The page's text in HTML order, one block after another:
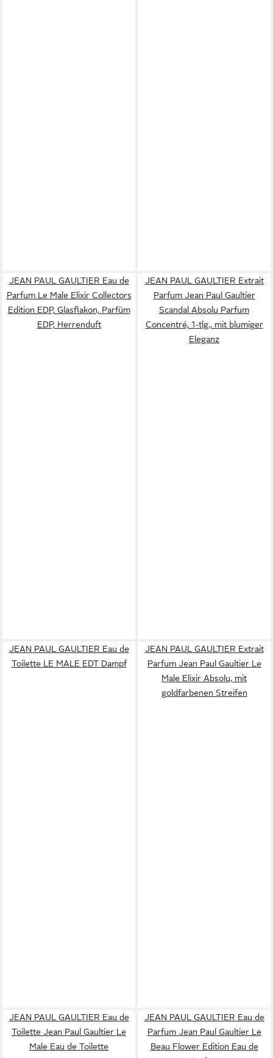
JEAN PAUL GAULTIER Eau de
Parfum Le Male Elixir Collectors
Edition EDP, Glasflakon, Parfüm
EDP, Herrenduft
JEAN PAUL GAULTIER Extrait
Parfum Jean Paul Gaultier
Scandal Absolu Parfum
Concentré, 1-tlg., mit blumiger
Eleganz
JEAN PAUL GAULTIER Eau de
Toilette LE MALE EDT Dampf
JEAN PAUL GAULTIER Extrait
Parfum Jean Paul Gaultier Le
Male Elixir Absolu, mit
goldfarbenen Streifen
JEAN PAUL GAULTIER Eau de
Toilette Jean Paul Gaultier Le
Male Eau de Toilette
JEAN PAUL GAULTIER Eau de
Parfum Jean Paul Gaultier Le
Beau Flower Edition Eau de